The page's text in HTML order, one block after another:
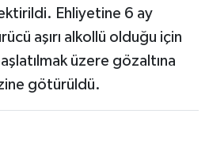
Ehliyetine 6 ay
aşırı alkollü olduğu için
üzere gözaltına
götürüldü.